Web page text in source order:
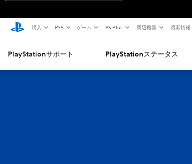
購入 PS5 ゲーム PS Plus 周辺機器 最新情報
PlayStationサポート PlayStationステータス